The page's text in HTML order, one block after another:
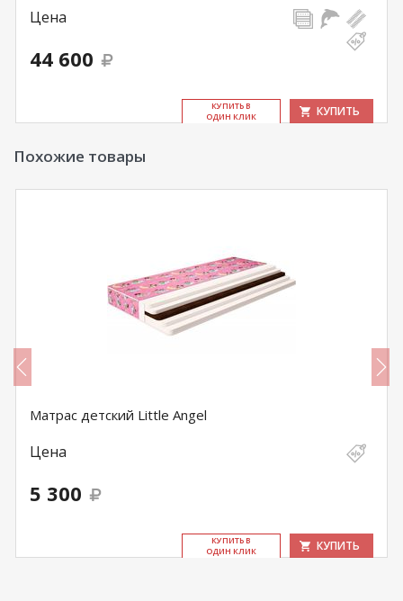
Цена
44 600
КУ­ПИТЬ В
ОДИН КЛИК
КУПИТЬ
Похожие товары
Матрас детский Little Angel
Цена
5 300
КУ­ПИТЬ В
ОДИН КЛИК
КУПИТЬ